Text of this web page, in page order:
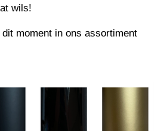
wils!
moment in ons assortiment